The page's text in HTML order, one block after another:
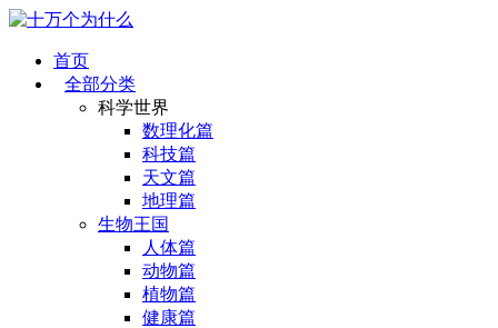
首页
全部分类
科学世界
数理化篇
科技篇
天文篇
地理篇
生物王国
人体篇
动物篇
植物篇
健康篇